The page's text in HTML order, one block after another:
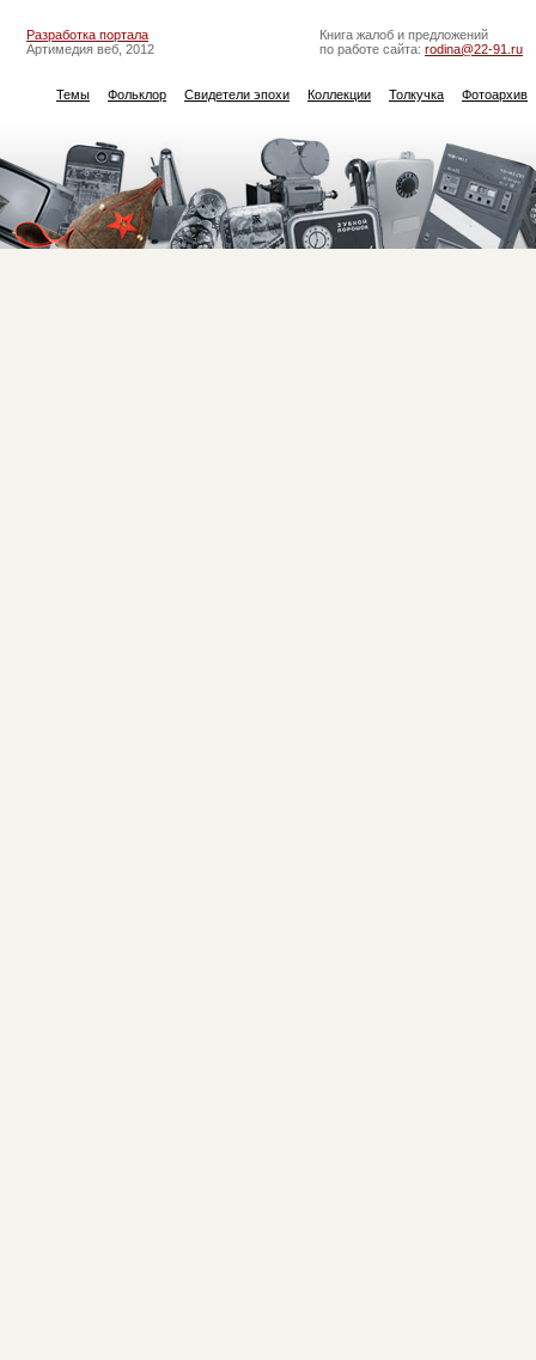
Разработка портала
Артимедия веб, 2012
Книга жалоб и предложений
по работе сайта: rodina@22-91.ru
Темы Фольклор Свидетели эпохи Коллекции Толкучка Фотоархив